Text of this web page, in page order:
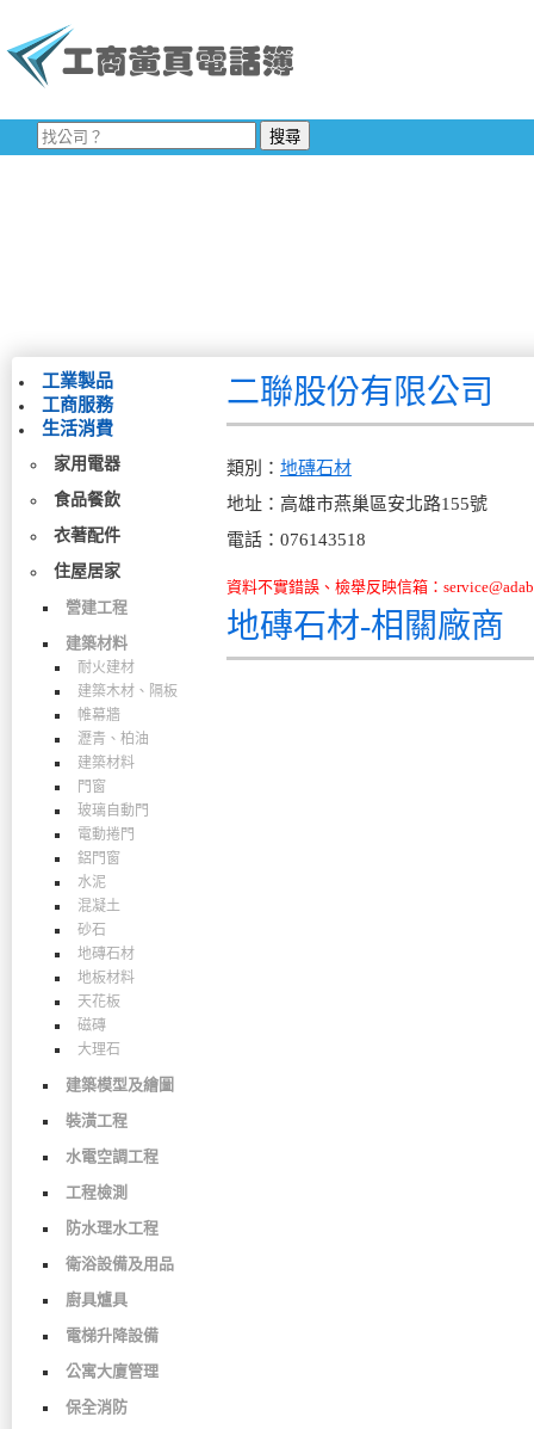
工業製品
工商服務
生活消費
家用電器
食品餐飲
衣著配件
住屋居家
營建工程
建築材料
耐火建材
建築木材、隔板
帷幕牆
瀝青、柏油
建築材料
門窗
玻璃自動門
電動捲門
鋁門窗
水泥
混凝土
砂石
地磚石材
地板材料
天花板
磁磚
大理石
建築模型及繪圖
裝潢工程
水電空調工程
工程檢測
防水理水工程
衛浴設備及用品
廚具爐具
電梯升降設備
公寓大廈管理
保全消防
二聯股份有限公司
類別： 地磚石材
地址：高雄市燕巢區安北路155號
電話：076143518
資料不實錯誤、檢舉反映信箱：
地磚石材-相關廠商